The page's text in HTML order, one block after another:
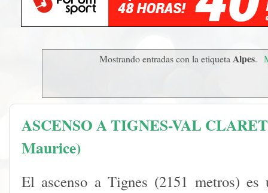
Mostrando entradas con la etiqueta Alpes.
ASCENSO A TIGNES-VAL
Maurice)
El ascenso a Tignes (2151 metros)